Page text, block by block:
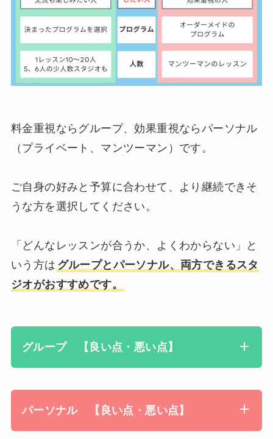
料金重視ならグループ、効果重視ならパーソナル
（プライベート、マンツーマン）です。
ご自身の好みと予算に合わせて、より継続できそ
うな方を選択してください。
「どんなレッスンが合うか、よくわからない」と
いう方は グループとパーソナル、両方できるスタ
ジオがおすすめです。
グループ 【良い点・悪い点】
パーソナル 【良い点・悪い点】